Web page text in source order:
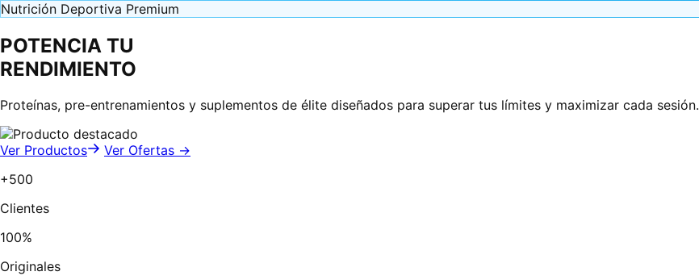
Nutrición Deportiva Premium
POTENCIA TU
RENDIMIENTO
Proteínas, pre-entrenamientos y suplementos de élite diseñados para superar tus límites y maximizar cada sesión.
Ver Productos
Ver Ofertas →
+500
Clientes
100%
Originales